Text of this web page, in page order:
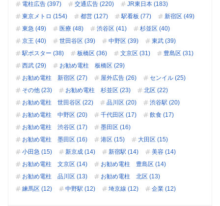
電柱広告 (397) 交通広告 (220)
JR東日本 (183)
東京メトロ (154)
都営 (127) 駅看板 (77)
新宿区 (49)
東急 (49)
医療 (48) 渋谷区 (41)
杉並区 (40)
京王 (40)
世田谷区 (39) 中野区 (39)
東武 (39)
駅ポスター (38)
板橋区 (36) 文京区 (31)
豊島区 (31)
西武 (29)
お勧め電柱 板橋区 (29)
お勧め電柱 新宿区 (27)
屋外広告 (26)
センイル (25)
その他 (23)
お勧め電柱 杉並区 (23)
北区 (22)
お勧め電柱 世田谷区 (22)
品川区 (20)
渋谷駅 (20)
お勧め電柱 中野区 (20)
千代田区 (17)
飲食 (17)
お勧め電柱 渋谷区 (17)
墨田区 (16)
お勧め電柱 墨田区 (16)
港区 (15)
大田区 (15)
小田急 (15)
新京成 (14) 新宿駅 (14)
美容 (14)
お勧め電柱 文京区 (14)
お勧め電柱 豊島区 (14)
お勧め電柱 品川区 (13)
お勧め電柱 北区 (13)
練馬区 (12)
中野駅 (12) 埼京線 (12) 企業 (12)